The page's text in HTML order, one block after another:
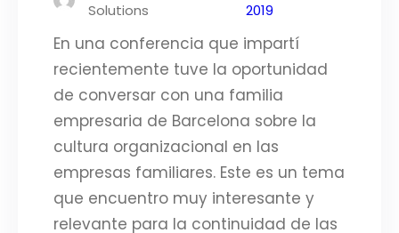
Solutions
2019
En una conferencia que impartí
recientemente tuve la oportunidad
de conversar con una familia
empresaria de Barcelona sobre la
cultura organizacional en las
empresas familiares. Este es un tema
que encuentro muy interesante y
relevante para la continuidad de las